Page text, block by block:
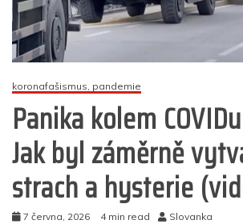
koronafašismus, pandemie
Panika kolem
Jak byl záměrně
strach a hysterie
7 června, 2026 4 min read Slovanka